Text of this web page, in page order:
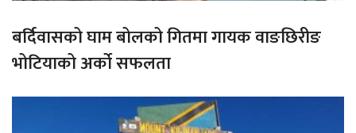
बर्दिवासको घाम बोलको गितमा गायक वाङछिरीङ
भोटियाको अर्को सफलता